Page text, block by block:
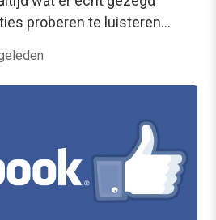
proberen te luisteren…